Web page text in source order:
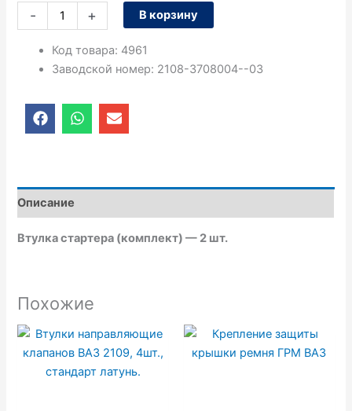
- + В корзину
Код товара: 4961
Заводской номер: 2108-3708004--03
F
a
o
o
k
W
h
a
p
E
n
o
e
Описание
Втулка стартера (комплект) — 2 шт.
Похожие